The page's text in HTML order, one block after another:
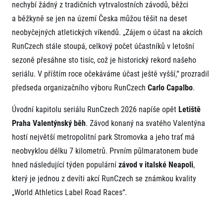
EuroHeroes Challenge 2023
EuroHeroes Challenge 2019
Systém bodování
Pro běžce
Pro závodníky
Pravidla a všeobecné informace
Přeregistrace na jiného závodníka
Pověření k vyzvednutí čísla
Reklamace výsledků
Inspirace
Příběhy běžců
RunCzech Story
AIMS Race Calendar
Komunity
RunCzech Kings & Queens
RunCzech Stars
Český maratonský klub
RunCzech Pacers
Running Doctors
Středoškoláci
Charita
Běžím pro stromy
Užitečné
O nás
Kontakt
Náš tým
Historie
Pro veřejnost
FAQ (Často kladené dotazy)
Oznámení fúze
Dobrovolníci
Pro média
Aktuality
RunCzech
nechybí žádný z tradičních vytrvalostních závodů, běžci
a běžkyně se jen na území Česka můžou těšit na deset
neobyčejných atletických víkendů. „Zájem o účast na akcích
RunCzech stále stoupá, celkový počet účastníků v letošní
sezoně přesáhne sto tisíc, což je historický rekord našeho
seriálu. V příštím roce očekáváme účast ještě vyšší,“ prozradil
předseda organizačního výboru RunCzech Carlo Capalbo.
Úvodní kapitolu seriálu RunCzech 2026 napíše opět Letiště
Praha Valentýnský běh. Závod konaný na svatého Valentýna
hostí největší metropolitní park Stromovka a jeho trať má
neobvyklou délku 7 kilometrů. Prvním půlmaratonem bude
hned následující týden populárnízávod v italské Neapoli,
který je jednou z devíti akcí RunCzech se známkou kvality
„World Athletics Label Road Races“.